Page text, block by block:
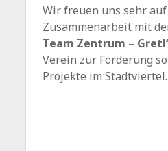
Wir freuen uns sehr
Zusammenarbeit mit
Team Zentrum –
Verein zur Förderung
Projekte im Stadtviertel.